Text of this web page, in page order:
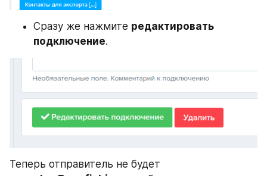
Сразу же нажмите редактировать
подключение.